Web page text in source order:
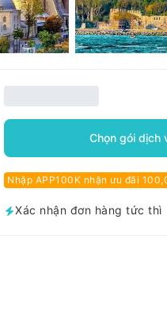
Chọn gói dịch
Nhập APP100K nhận ưu đãi
Xác nhận đơn hàng tức thì